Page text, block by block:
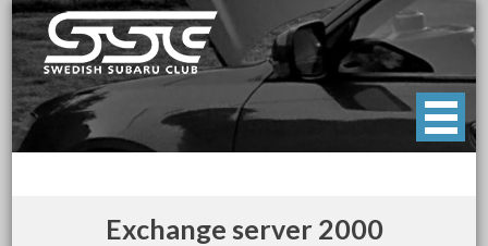
Skip
to
content
Swedish Subaru Club
För oss som älskar Subaru!
Exchange server 2000